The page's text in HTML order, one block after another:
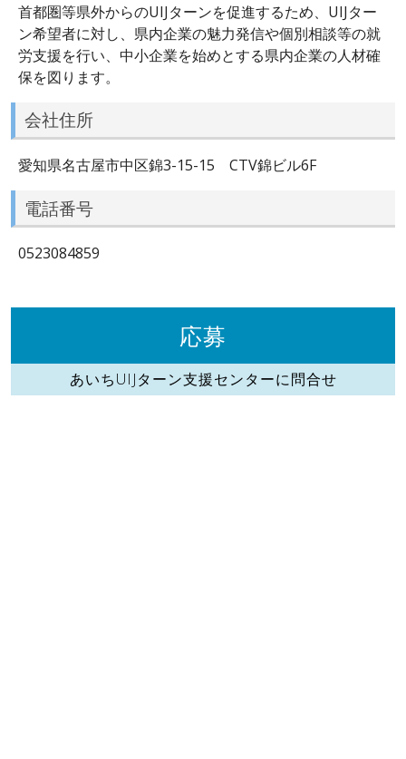
首都圏等県外からのUIJターンを促進するため、UIJター
ン希望者に対し、県内企業の魅力発信や個別相談等の就
労支援を行い、中小企業を始めとする県内企業の人材確
保を図ります。
会社住所
愛知県名古屋市中区錦3-15-15 CTV錦ビル6F
電話番号
0523084859
応募
あいちUIJターン支援センターに問合せ